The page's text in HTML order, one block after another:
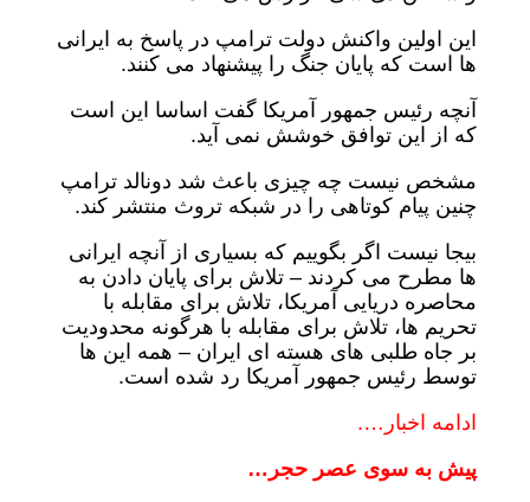
این اولین واکنش دولت ترامپ در پاسخ به ایرانی
ها است که پایان جنگ را پیشنهاد می کنند.
آنچه رئیس جمهور آمریکا گفت اساسا این است
که از این توافق خوشش نمی آید.
مشخص نیست چه چیزی باعث شد دونالد ترامپ
چنین پیام کوتاهی را در شبکه تروث منتشر کند.
بیجا نیست اگر بگوییم که بسیاری از آنچه ایرانی
ها مطرح می کردند – تلاش برای پایان دادن به
محاصره دریایی آمریکا، تلاش برای مقابله با
تحریم ها، تلاش برای مقابله با هرگونه محدودیت
بر جاه طلبی های هسته ای ایران – همه این ها
توسط رئیس جمهور آمریکا رد شده است.
ادامه اخبار….
پیش به سوی عصر حجر…